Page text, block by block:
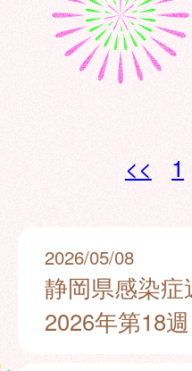
<< 1
2026/05/08
静岡県感染症
2026年第18週